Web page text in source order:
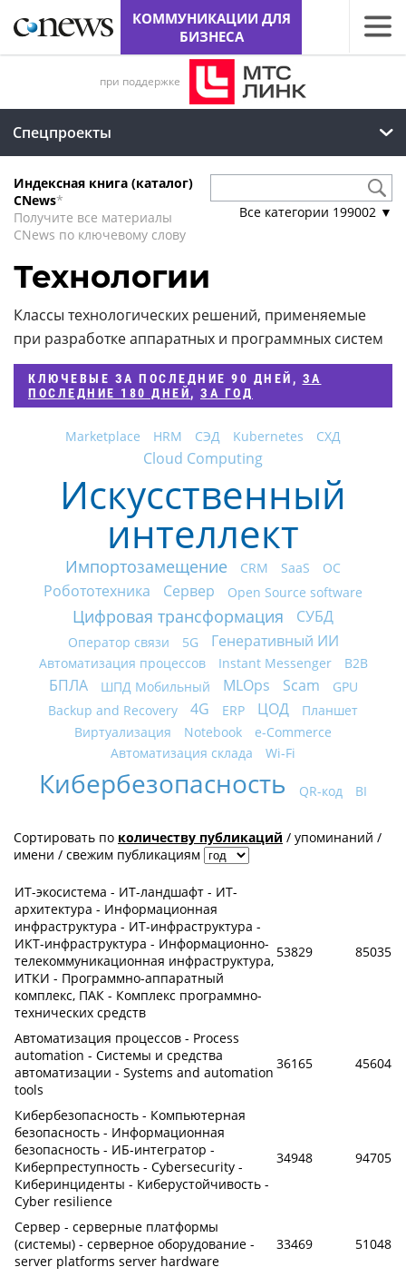
КОММУНИКАЦИИ ДЛЯ
БИЗНЕСА
при поддержке
Спецпроекты
Индексная книга (каталог)
CNews*
Получите все материалы
CNews по ключевому слову
Все категории 199002 ▼
Технологии
Классы технологических решений, применяемые
при разработке аппаратных и программных систем
КЛЮЧЕВЫЕ ЗА ПОСЛЕДНИЕ 90 ДНЕЙ , ЗА
ПОСЛЕДНИЕ 180 ДНЕЙ, ЗА ГОД
Marketplace HRM СЭД Kubernetes СХД
Cloud Computing
Искусственный
интеллект
Импортозамещение CRM SaaS ОС
Робототехника Сервер Open Source software
Цифровая трансформация СУБД
Оператор связи 5G Генеративный ИИ
Автоматизация процессов Instant Messenger B2B
БПЛА ШПД Мобильный MLOps Scam
GPU
Backup and Recovery
4G ERP ЦОД
Планшет
Виртуализация
Notebook
e-Commerce
Автоматизация склада
Wi-Fi
Кибербезопасность QR-код BI
Сортировать по количеству публикаций / упоминаний /
имени / свежим публикациям
ИТ-экосистема - ИТ-ландшафт - ИТ-
архитектура - Информационная
инфраструктура - ИТ-инфраструктура -
ИКТ-инфраструктура - Информационно-
телекоммуникационная инфраструктура,
ИТКИ - Программно-аппаратный
комплекс, ПАК - Комплекс программно-
технических средств
53829 85035
Автоматизация процессов - Process
automation - Системы и средства
автоматизации - Systems and automation
tools
36165 45604
Кибербезопасность - Компьютерная
безопасность - Информационная
безопасность - ИБ-интегратор -
Киберпреступность - Cybersecurity -
Киберинциденты - Киберустойчивость -
Cyber resilience
34948 94705
Сервер - серверные платформы
(системы) - серверное оборудование -
server platforms server hardware
33469 51048